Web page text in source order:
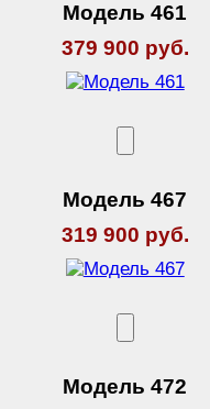
Модель 461
379 900 руб.
Модель 467
319 900 руб.
Модель 472